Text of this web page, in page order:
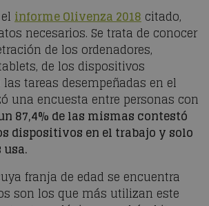
informe Olivenza 2018 citado,
necesarios. Se trata de conocer
de los ordenadores,
de los dispositivos
tareas desempeñadas en el
una encuesta entre personas con
87,4% de las mismas contestó
dispositivos en el trabajo y solo
usa.
franja de edad se encuentra
son los que más utilizan este